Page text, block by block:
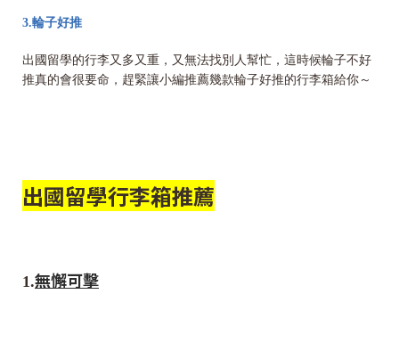
3.輪子好推
出國留學的行李又多又重，又無法找別人幫忙，這時候輪子不好
推真的會很要命，趕緊讓小編推薦幾款輪子好推的行李箱給你～
出國留學行李箱推薦
1.無懈可擊